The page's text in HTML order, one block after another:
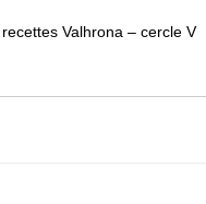
Valhrona – cercle V